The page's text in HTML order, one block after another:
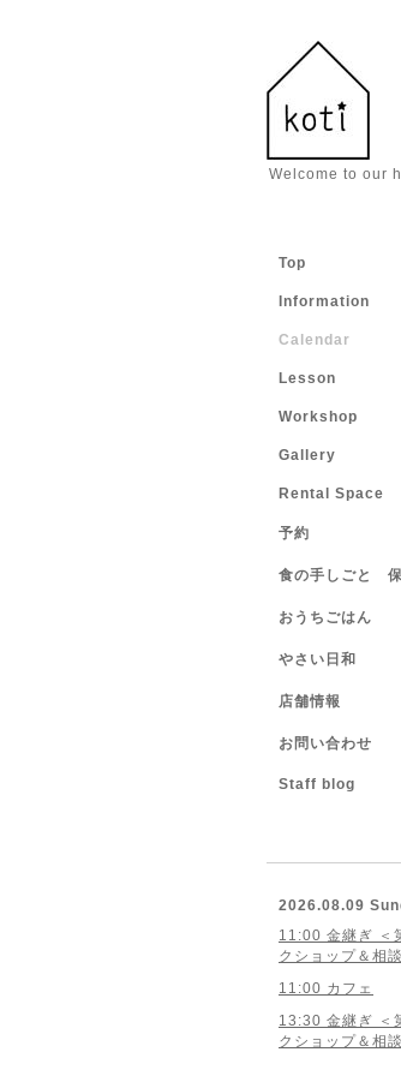
Welcome to our
Top
Information
Calendar
Lesson
Workshop
Gallery
Rental Space
予約
食の手しごと
おうちごはん
やさい日和
店舗情報
お問い合わせ
Staff blog
2026.08.09
11:00 金継ぎ
クショップ＆相
11:00 カフェ
13:30 金継ぎ
クショップ＆相